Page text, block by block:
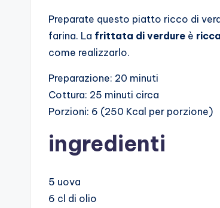
Preparate questo piatto ricco di
farina. La frittata di verdure è
come realizzarlo.
Preparazione: 20 minuti
Cottura: 25 minuti circa
Porzioni: 6 (250 Kcal per porzione)
ingredienti
5 uova
6 cl di olio